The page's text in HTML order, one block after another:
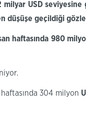
milyar USD seviyesine
düşüşe geçildiği
haftasında 980
304 milyon